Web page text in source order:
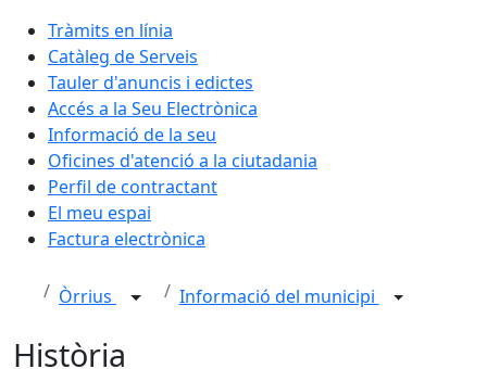
Tràmits en línia
Catàleg de Serveis
Tauler d'anuncis i edictes
Accés a la Seu Electrònica
Informació de la seu
Oficines d'atenció a la ciutadania
Perfil de contractant
El meu espai
Factura electrònica
Òrrius Informació del municipi
Història